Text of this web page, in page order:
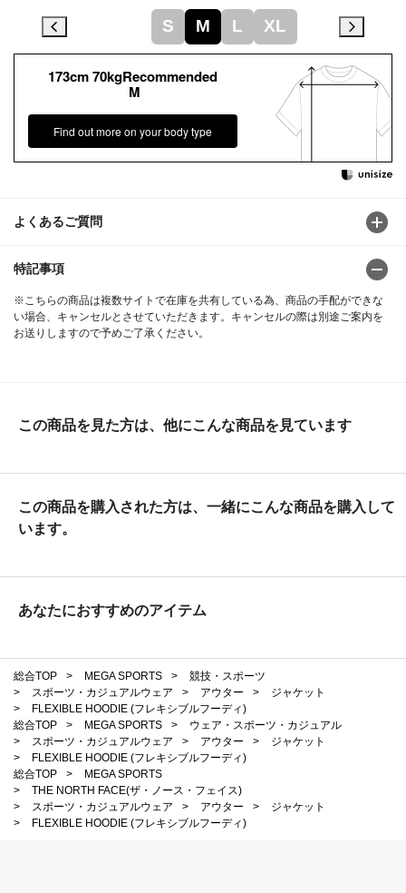
よくあるご質問
特記事項
※こちらの商品は複数サイトで在庫を共有している為、商品の手配ができな
い場合、キャンセルとさせていただきます。キャンセルの際は別途ご案内を
お送りしますので予めご了承ください。
173cm 70kgRecommended
M
Find out more on your body type
S M L XL
この商品を見た方は、他にこんな商品を見ています
この商品を購入された方は、一緒にこんな商品を購入して
います。
あなたにおすすめのアイテム
総合TOP > MEGA SPORTS >
競技・スポーツ
>
スポーツ・カジュアルウェア > アウター >
ジャケット
>
FLEXIBLE HOODIE (フレキシブルフーディ)
総合TOP
> MEGA SPORTS >
ウェア・スポーツ・カジュアル
>
スポーツ・カジュアルウェア > アウター >
ジャケット
>
FLEXIBLE HOODIE (フレキシブルフーディ)
総合TOP
>
MEGA SPORTS
>
THE NORTH FACE(ザ・ノース・フェイス)
>
スポーツ・カジュアルウェア > アウター >
ジャケット
>
FLEXIBLE HOODIE (フレキシブルフーディ)